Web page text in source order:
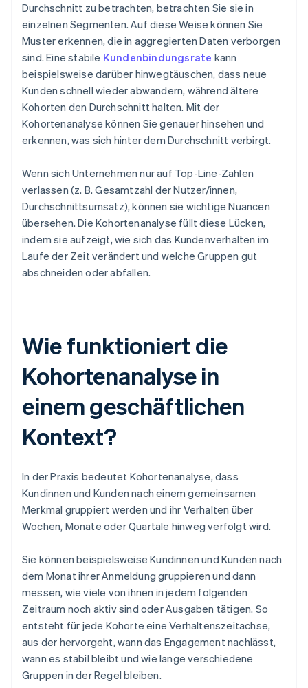
Durchschnitt zu betrachten, betrachten Sie sie in
einzelnen Segmenten. Auf diese Weise können Sie
Muster erkennen, die in aggregierten Daten verborgen
sind. Eine stabile Kundenbindungsrate kann
beispielsweise darüber hinwegtäuschen, dass neue
Kunden schnell wieder abwandern, während ältere
Kohorten den Durchschnitt halten. Mit der
Kohortenanalyse können Sie genauer hinsehen und
erkennen, was sich hinter dem Durchschnitt verbirgt.
Wenn sich Unternehmen nur auf Top-Line-Zahlen
verlassen (z. B. Gesamtzahl der Nutzer/innen,
Durchschnittsumsatz), können sie wichtige Nuancen
übersehen. Die Kohortenanalyse füllt diese Lücken,
indem sie aufzeigt, wie sich das Kundenverhalten im
Laufe der Zeit verändert und welche Gruppen gut
abschneiden oder abfallen.
Wie funktioniert die
Kohortenanalyse in
einem geschäftlichen
Kontext?
In der Praxis bedeutet Kohortenanalyse, dass
Kundinnen und Kunden nach einem gemeinsamen
Merkmal gruppiert werden und ihr Verhalten über
Wochen, Monate oder Quartale hinweg verfolgt wird.
Sie können beispielsweise Kundinnen und Kunden nach
dem Monat ihrer Anmeldung gruppieren und dann
messen, wie viele von ihnen in jedem folgenden
Zeitraum noch aktiv sind oder Ausgaben tätigen. So
entsteht für jede Kohorte eine Verhaltenszeitachse,
aus der hervorgeht, wann das Engagement nachlässt,
wann es stabil bleibt und wie lange verschiedene
Gruppen in der Regel bleiben.